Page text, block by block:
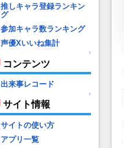
推しキャラ登録ランキン
グ
参加キャラ数ランキング
声優Xいいね集計
↑
コンテンツ
出来事レコード
↑
サイト情報
サイトの使い方
アプリ一覧